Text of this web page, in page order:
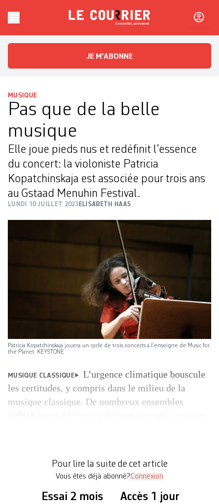
Le CourrierL'essentiel, autrement
JE M'ABONNE
MUSIQUE
Pas que de la belle
musique
Elle joue pieds nus et redéfinit l’essence
du concert: la violoniste Patricia
Kopatchinskaja est associée pour trois ans
au Gstaad Menuhin Festival.
LUNDI 10 JUILLET 2023 ELISABETH HAAS
Patricia Kopatchinskaja jouera un cycle de trois concerts à l’enseigne de Music for
the Planet. KEYSTONE
MUSIQUE CLASSIQUE
L’urgence climatique bouscule
les certitudes, y compris dans le milieu de la
musique classique. De nombreux ensembles
les façons de faire […]
Pour lire la suite de cet article
Vous êtes déjà abonné?Connexion
Essai 2 mois Accès 1 jour